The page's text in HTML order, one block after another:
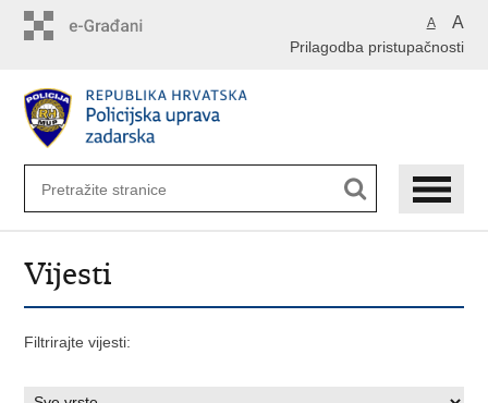
A A
Prilagodba pristupačnosti
Vijesti
Filtrirajte vijesti: